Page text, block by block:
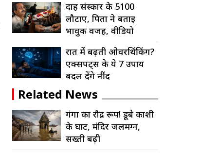
दाह संस्कार के ₹5100
लौटाए, पिता ने बताई
भावुक वजह, वीडियो
वायरल
रात में बढ़ती ओवरथिंकिंग?
एक्सपर्ट्स के ये 7 उपाय
बदल देंगे नींद
Related News
गंगा का रौद्र रूप! डूबे काशी
के घाट, मंदिर जलमग्न,
सख्ती बढ़ी